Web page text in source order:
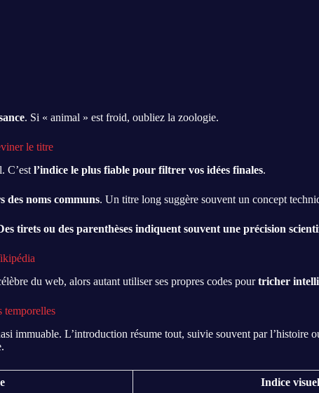
. Si « animal » est froid, oubliez la zoologie.
le titre
C’est l’indice le plus fiable pour filtrer vos idées finales.
des noms communs. Un titre long suggère souvent un concept
tirets ou des parenthèses indiquent souvent une précision
du web, alors autant utiliser ses propres codes pourtricher
temporelles
immuable. L’introduction résume tout, suivie souvent par l’histoire
Indice visuel